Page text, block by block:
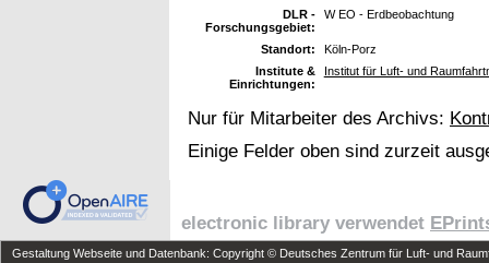
DLR -
Forschungsgebiet:
W EO - Erdbeobachtung
Standort:
Köln-Porz
Institute &
Einrichtungen:
Institut für Luft- und
Nur für Mitarbeiter des Archivs:
Einige Felder oben sind zurzeit
electronic library verwendet
Gestaltung Webseite und Datenbank: Copyright © Deutsches Zentrum für Luft- und